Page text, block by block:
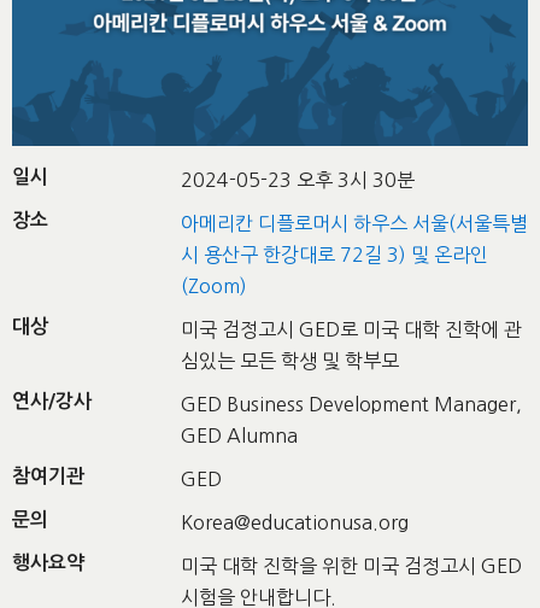
일시 2024-05-23 오후 3시 30분
장소
아메리칸 디플로머시 하우스 서울(서울특별
시 용산구 한강대로 72길 3) 및 온라인
(Zoom)
대상
미국 검정고시 GED로 미국 대학 진학에 관
심있는 모든 학생 및 학부모
연사/강사
GED Business Development Manager,
GED Alumna
참여기관 GED
문의 Korea@educationusa.org
행사요약
미국 대학 진학을 위한 미국 검정고시 GED
시험을 안내합니다.